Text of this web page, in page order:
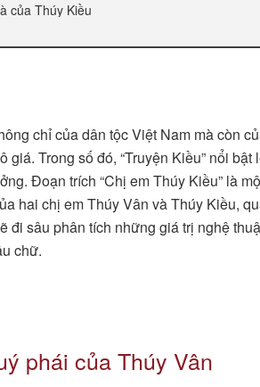
của Thúy Kiều
chỉ của dân tộc Việt Nam mà còn
Trong số đó, “Truyện Kiều” nổi
Đoạn trích “Chị em Thúy Kiều” là
hai chị em Thúy Vân và Thúy Kiều,
đi sâu phân tích những giá trị nghệ
chữ.
phái của Thúy Vân